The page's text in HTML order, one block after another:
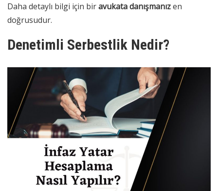
Daha detaylı bilgi için biravukata danışmanızen
doğrusudur.
Denetimli Serbestlik Nedir?